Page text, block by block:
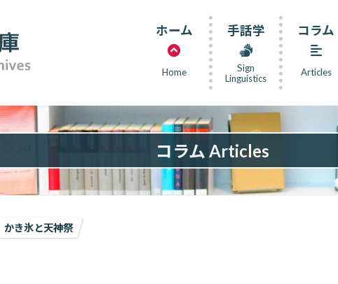
ホーム
Home
手話学
Sign
Linguistics
コラム
Articles
コラム Articles
かき氷と天神祭